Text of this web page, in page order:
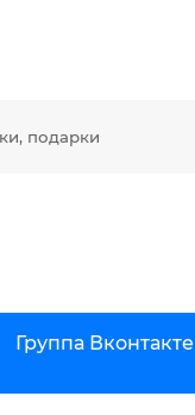
подарки
Группа Вконтакте